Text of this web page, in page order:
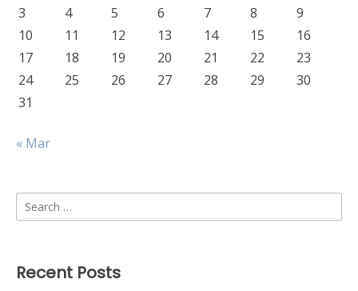
3
4 5 6 7 8
9
10
11 12 13 14 15
16
17
18 19 20 21 22
23
24
25 26 27 28 29
30
31
« Mar
Search
for:
Recent Posts